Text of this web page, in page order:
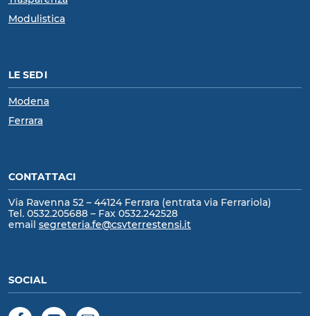
Modulistica
LE SEDI
Modena
Ferrara
CONTATTACI
Via Ravenna 52 – 44124 Ferrara (entrata via Ferrariola)
Tel. 0532.205688 – Fax 0532.242528
email segreteria.fe@csvterrestensi.it
SOCIAL
FacebookYouTube